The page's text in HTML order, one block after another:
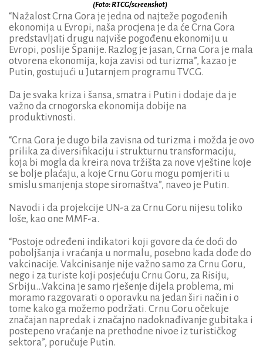
(Foto: RTCG/screenshot)
“Nažalost Crna Gora je jedna od najteže pogođenih
ekonomija u Evropi, naša procjena je da će Crna Gora
predstavljati drugu najviše pogođenu ekonomiju u
Evropi, poslije Španije. Razlog je jasan, Crna Gora je mala
otvorena ekonomija, koja zavisi od turizma”, kazao je
Putin, gostujući u Jutarnjem programu TVCG.
Da je svaka kriza i šansa, smatra i Putin i dodaje da je
važno da crnogorska ekonomija dobije na
produktivnosti.
“Crna Gora je dugo bila zavisna od turizma i možda je ovo
prilika za diversifikaciju i strukturnu transformaciju,
koja bi mogla da kreira nova tržišta za nove vještine koje
se bolje plaćaju, a koje Crnu Goru mogu pomjeriti u
smislu smanjenja stope siromaštva”, naveo je Putin.
Navodi i da projekcije UN-a za Crnu Goru nijesu toliko
loše, kao one MMF-a.
“Postoje određeni indikatori koji govore da će doći do
poboljšanja i vraćanja u normalu, posebno kada dođe do
vakcinacije. Vakcinisanje nije važno samo za Crnu Goru,
nego i za turiste koji posjećuju Crnu Goru, za Risiju,
Srbiju...Vakcina je samo rješenje dijela problema, mi
moramo razgovarati o oporavku na jedan širi način i o
tome kako ga možemo podržati. Crnu Goru očekuje
značajan napredak i značajno nadoknađivanje gubitaka i
postepeno vraćanje na prethodne nivoe iz turističkog
sektora”, poručuje Putin.